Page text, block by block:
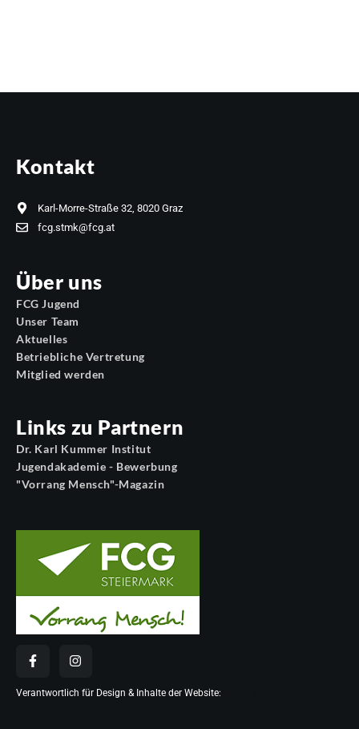
Kontakt
Karl-Morre-Straße 32, 8020 Graz
fcg.stmk@fcg.at
Über uns
FCG Jugend
Unser Team
Aktuelles
Betriebliche Vertretung
Mitglied werden
Links zu Partnern
Dr. Karl Kummer Institut
Jugendakademie - Bewerbung
"Vorrang Mensch"-Magazin
Verantwortlich für Design & Inhalte der Website: